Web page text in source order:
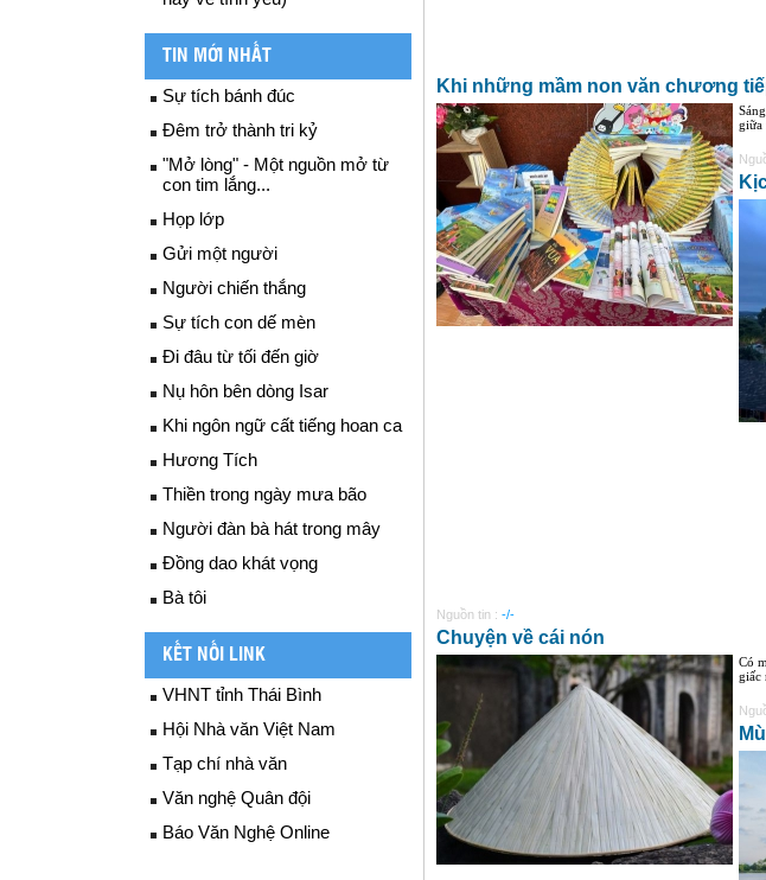
TIN MỚI NHẤT
Sự tích bánh đúc
Đêm trở thành tri kỷ
"Mở lòng" - Một nguồn mở từ
con tim lắng...
Họp lớp
Gửi một người
Người chiến thắng
Sự tích con dế mèn
Đi đâu từ tối đến giờ
Nụ hôn bên dòng Isar
Khi ngôn ngữ cất tiếng hoan ca
Hương Tích
Thiền trong ngày mưa bão
Người đàn bà hát trong mây
Đồng dao khát vọng
Bà tôi
KẾT NỐI LINK
VHNT tỉnh Thái Bình
Hội Nhà văn Việt Nam
Tạp chí nhà văn
Văn nghệ Quân đội
Báo Văn Nghệ Online
Khi những mầm non văn chương
giữa
Nguồn tin : -/-
Chuyện về cái nón
Có
giấc